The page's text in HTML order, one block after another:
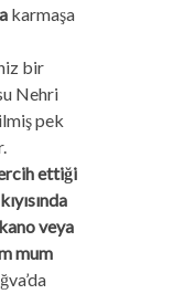
karmaşa
bir
Nehri
pek
ettiği
veya
mum